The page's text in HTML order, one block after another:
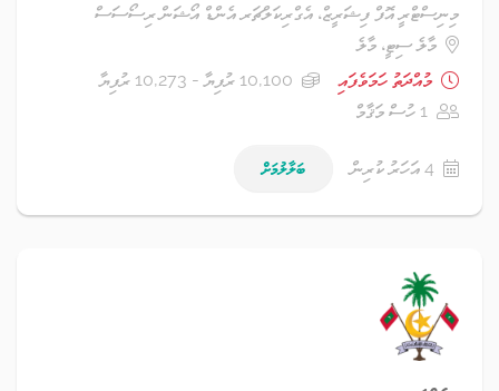
މިނިސްޓްރީ އޮފް ފިޝަރީޒް، އެގްރިކަލްޗަރ އެންޑް އޯޝަން ރިސޯސަސް
މާލެ ސިޓީ، މާލެ
މުއްދަތު ހަމަވެފައި
10,100 ރުފިޔާ - 10,273 ރުފިޔާ
1 ހުސް މަޤާމް
4 އަހަރު ކުރިން ބަލާލުމަށް